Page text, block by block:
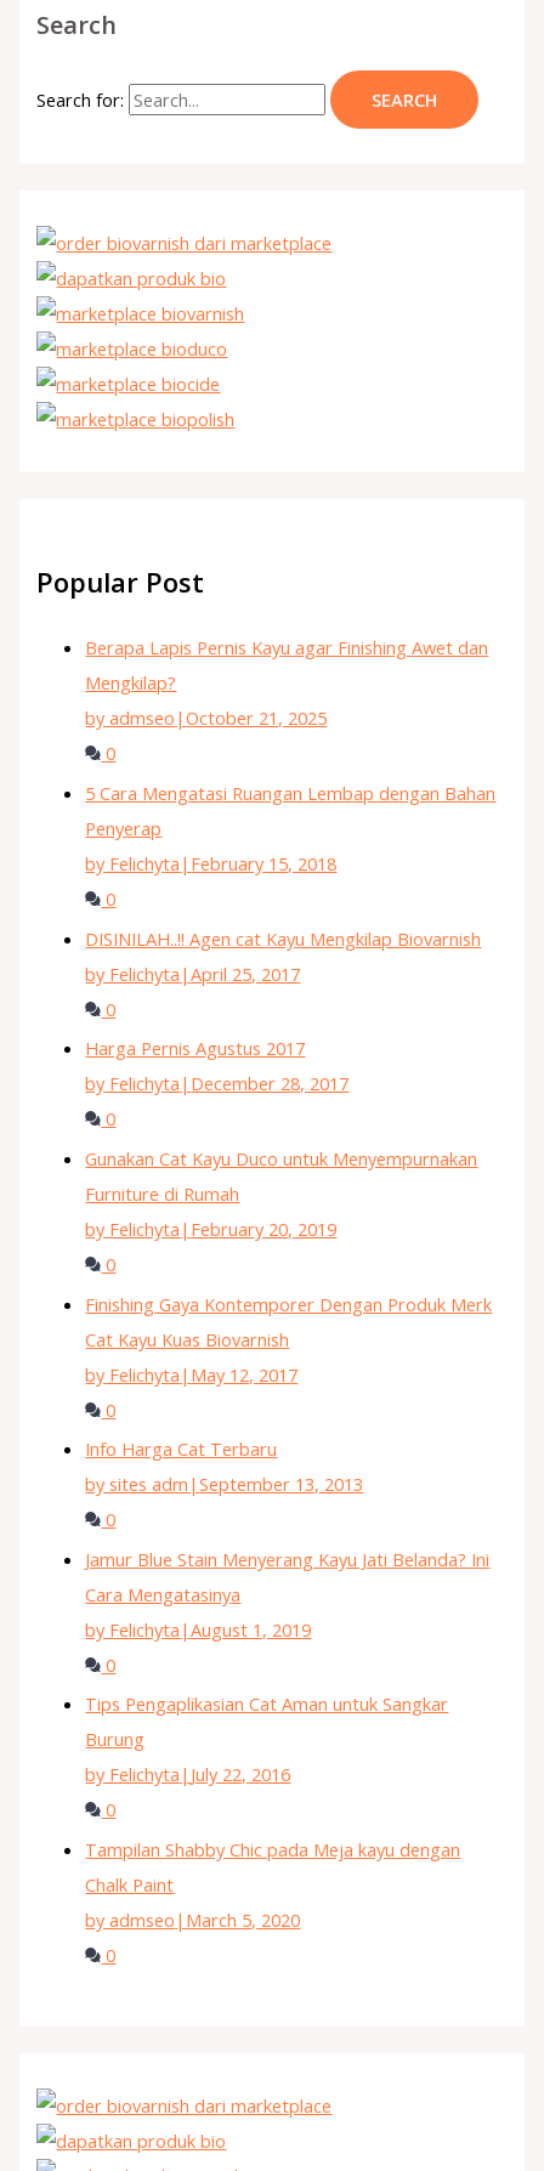
Search
Search for:
Popular Post
Berapa Lapis Pernis Kayu agar Finishing Awet dan
Mengkilap?
by admseo |October 21, 2025
0
5 Cara Mengatasi Ruangan Lembap dengan Bahan
Penyerap
by Felichyta | February 15, 2018
0
DISINILAH..!! Agen cat Kayu Mengkilap Biovarnish
by Felichyta |April 25, 2017
0
Harga Pernis Agustus 2017
by Felichyta | December 28, 2017
0
Gunakan Cat Kayu Duco untuk Menyempurnakan
Furniture di Rumah
by Felichyta | February 20, 2019
0
Finishing Gaya Kontemporer Dengan Produk Merk
Cat Kayu Kuas Biovarnish
by Felichyta | May 12, 2017
0
Info Harga Cat Terbaru
by sites adm |September 13, 2013
0
Jamur Blue Stain Menyerang Kayu Jati Belanda? Ini
Cara Mengatasinya
by Felichyta |August 1, 2019
0
Tips Pengaplikasian Cat Aman untuk Sangkar
Burung
by Felichyta | July 22, 2016
0
Tampilan Shabby Chic pada Meja kayu dengan
Chalk Paint
by admseo | March 5, 2020
0